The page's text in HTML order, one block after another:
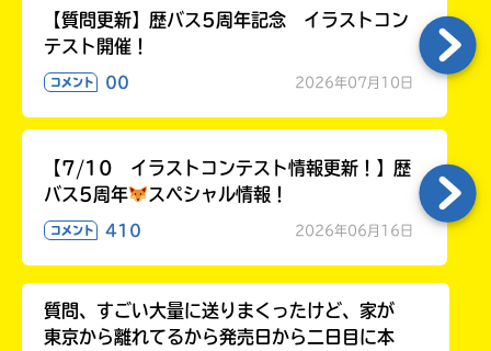
【質問更新】歴バス5周年記念 イラストコン
テスト開催！
コメント 00 2026年07月10日
【7/10 イラストコンテスト情報更新！】歴
バス5周年
スペシャル情報！
コメント 410 2026年06月16日
質問、すごい大量に送りまくったけど、家が
東京から離れてるから発売日から二日目に本